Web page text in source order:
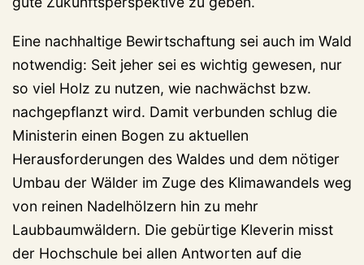
Eine nachhaltige Bewirtschaftung sei auch im Wald
notwendig: Seit jeher sei es wichtig gewesen, nur
so viel Holz zu nutzen, wie nachwächst bzw.
nachgepflanzt wird. Damit verbunden schlug die
Ministerin einen Bogen zu aktuellen
Herausforderungen des Waldes und dem nötiger
Umbau der Wälder im Zuge des Klimawandels weg
von reinen Nadelhölzern hin zu mehr
Laubbaumwäldern. Die gebürtige Kleverin misst
der Hochschule bei allen Antworten auf die